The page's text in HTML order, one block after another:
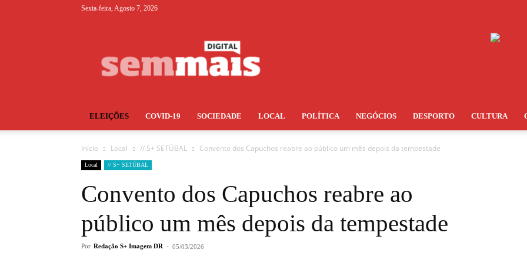
Sexta-feira, Agosto 7, 2026
ELEIÇÕES COVID-19 SOCIEDADE LOCAL POLÍTICA NEGÓCIOS DESPORTO CULTURA
Início Local // S+ SETÚBAL Convento dos Capuchos reabre ao público um mês depois da tempestade
Local // S+ SETÚBAL
Convento dos Capuchos reabre ao
público um mês depois da tempestade
Por Redação S+ Imagem DR - 05/03/2026